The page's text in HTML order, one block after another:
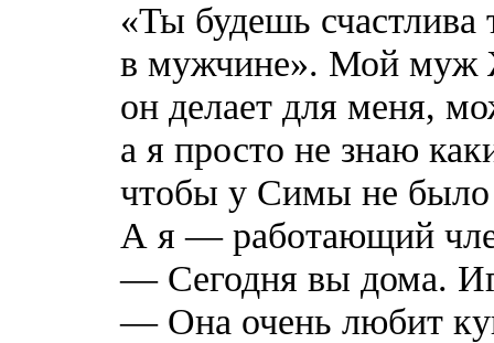
«Ты будешь счастлива
в мужчине». Мой муж
он делает для меня,
а я просто не знаю
чтобы у Симы не
А я — работающий
— Сегодня вы дома.
— Она очень любит